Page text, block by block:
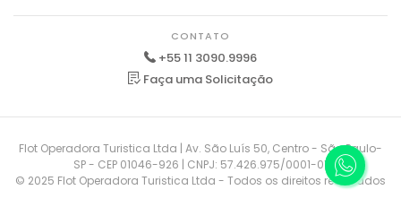
CONTATO
+55 11 3090.9996
Faça uma Solicitação
Flot Operadora Turistica Ltda | Av. São Luís 50, Centro - São Paulo-
SP - CEP 01046-926 | CNPJ: 57.426.975/0001-01
© 2025 Flot Operadora Turistica Ltda - Todos os direitos reservados